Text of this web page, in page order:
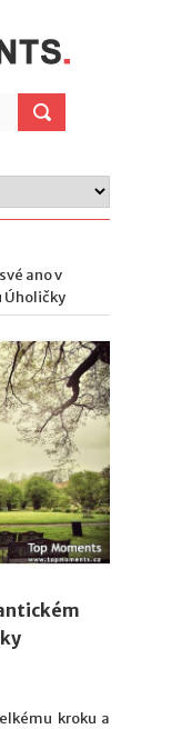
ano v
Úholičky
kroku a